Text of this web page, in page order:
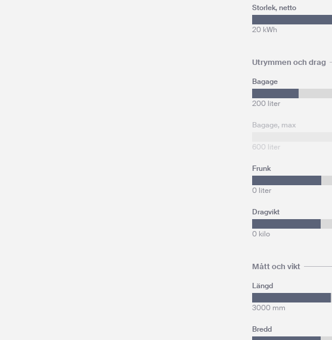
Storlek, netto
20 kWh
Utrymmen och drag
Bagage
200 liter
Bagage, max
600 liter
Frunk
0 liter
Dragvikt
0 kilo
Mått och vikt
Längd
3000 mm
Bredd